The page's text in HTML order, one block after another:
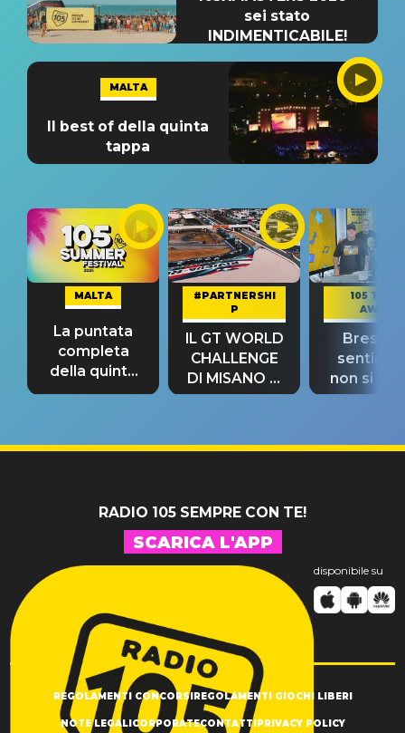
sei stato
INDIMENTICABILE!
MALTA
Il best of della quinta
tappa
MALTA
La puntata
completa
della quinta
tappa
#PARTNERSHI
P
IL GT WORLD
CHALLENGE
DI MISANO si
riconferma
105 TAKE
AWAY
Bresh:
non si
fino alla
RADIO 105 SEMPRE CON TE!
SCARICA L'APP
disponibile su
REGOLAMENTI CONCORSIREGOLAMENTI GIOCHI LIBERI
NOTE LEGALICORPORATECONTATTIPRIVACY POLICY